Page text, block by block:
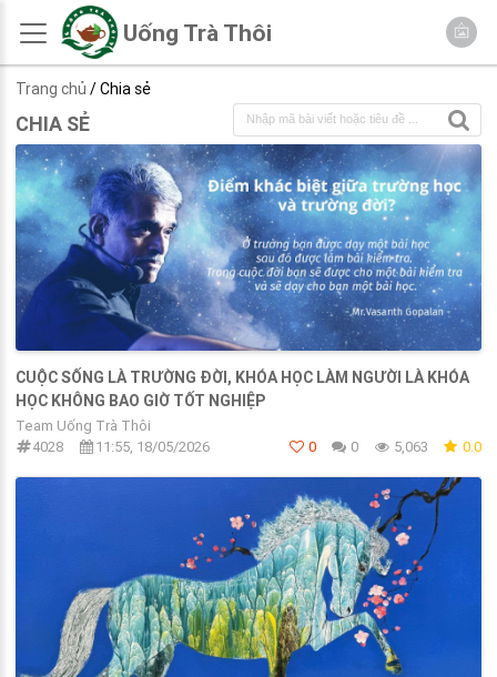
Uống Trà Thôi
Trang chủ / Chia sẻ
CHIA SẺ
CUỘC SỐNG LÀ TRƯỜNG ĐỜI, KHÓA HỌC LÀM NGƯỜI LÀ KHÓA
HỌC KHÔNG BAO GIỜ TỐT NGHIỆP
Team Uống Trà Thôi
4028
11:55, 18/05/2026 0 0 5,063 0.0